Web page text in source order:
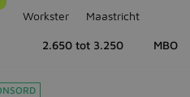
Workster Maastricht
2.650 tot 3.250 MBO